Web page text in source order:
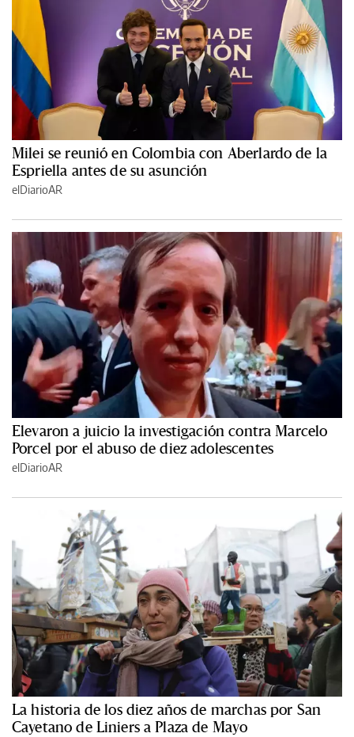
Milei se reunió en Colombia con Aberlardo de la
Espriella antes de su asunción
elDiarioAR
Elevaron a juicio la investigación contra Marcelo
Porcel por el abuso de diez adolescentes
elDiarioAR
La historia de los diez años de marchas por San
Cayetano de Liniers a Plaza de Mayo